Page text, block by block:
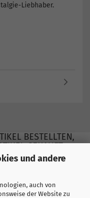
und andere
auch von
der Website zu
Liebhaber.
BESTELLTEN,
GEKAUFT: